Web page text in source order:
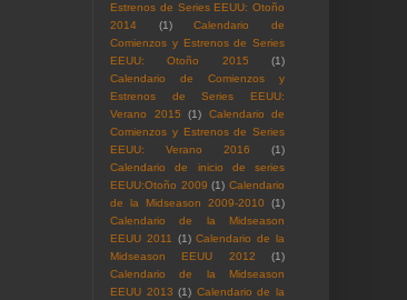
Estrenos de Series EEUU: Otoño
2014
(1)
Calendario de
Comienzos y Estrenos de Series
EEUU: Otoño 2015
(1)
Calendario de Comienzos y
Estrenos de Series EEUU:
Verano 2015
(1)
Calendario de
Comienzos y Estrenos de Series
EEUU: Verano 2016
(1)
Calendario de inicio de series
EEUU:Otoño 2009 (1) Calendario
de la Midseason 2009-2010
(1)
Calendario de la Midseason
EEUU 2011 (1) Calendario de la
Midseason EEUU 2012
(1)
Calendario de la Midseason
EEUU 2013 (1) Calendario de la